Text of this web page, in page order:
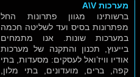
מערכות A\V
ברשותינו מגוון פתרונות החל
מפתרונות בסיס ועד לשליטה חכמה
במערכות שונות. אנו מתמחים
בייעוץ, תכנון והתקנה של מערכות
אודיו וויז’ואל לעסקים: מסעדות, בתי
קפה, ברים, מועדונים, בתי מלון,